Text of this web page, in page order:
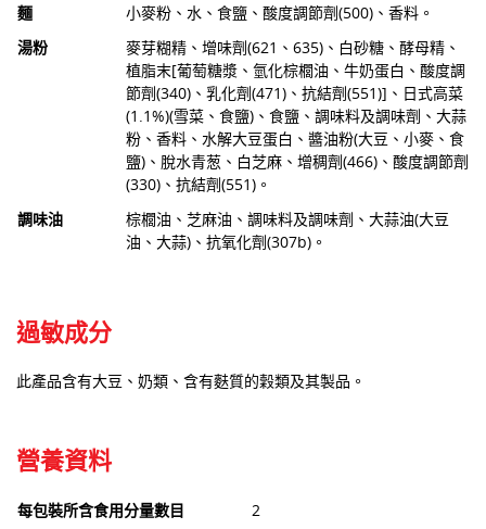
麵
小麥粉、水、食鹽、酸度調節劑(500)、香料。
湯粉
麥芽糊精、增味劑(621、635)、白砂糖、酵母精、
植脂末[葡萄糖漿、氫化棕櫚油、牛奶蛋白、酸度調
節劑(340)、乳化劑(471)、抗結劑(551)]、日式高菜
(1.1%)(雪菜、食鹽)、食鹽、調味料及調味劑、大蒜
粉、香料、水解大豆蛋白、醬油粉(大豆、小麥、食
鹽)、脫水青葱、白芝麻、增稠劑(466)、酸度調節劑
(330)、抗結劑(551)。
調味油
棕櫚油、芝麻油、調味料及調味劑、大蒜油(大豆
油、大蒜)、抗氧化劑(307b)。
過敏成分
此產品含有大豆、奶類、含有麩質的穀類及其製品。
營養資料
每包裝所含食用分量數目
2